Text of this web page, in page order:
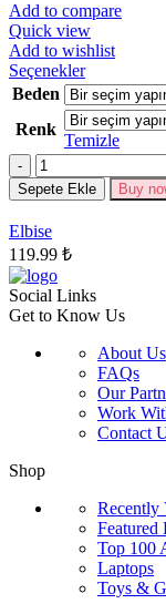
Add to compare
Quick view
Add to wishlist
SeçeneklerBu
ürünün
birden
fazla
varyasyonu
Seçenekler
Beden
Renk
Temizle
Miktar
Sepete Ekle Buy
Elbise
119.99 ₺
Social Links
Get to Know Us
About Us
FAQs
Our
Work
Contact
Shop
Recently
Featured
Top 100
Laptops
Toys &